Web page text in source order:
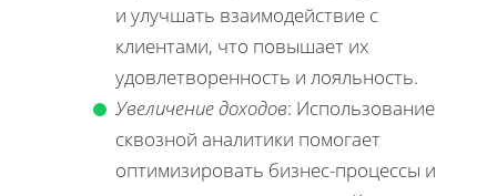
и улучшать взаимодействие с
клиентами, что повышает их
удовлетворенность и лояльность.
Увеличение доходов: Использование
сквозной аналитики помогает
оптимизировать бизнес-процессы и